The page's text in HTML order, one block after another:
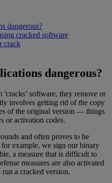
dangerous?
cracked software
crack
dangerous?
'cracks’ software, they remove or
involves getting rid of the copy
of the original version — things
or activation codes.
and often proves to be
example, we sign our binary
a measure that is difficult to
measures are also activated
a cracked version.